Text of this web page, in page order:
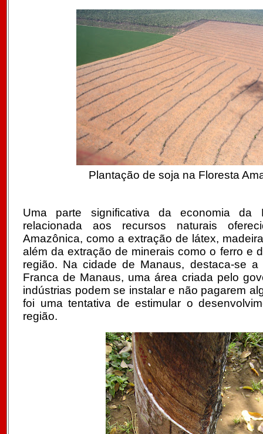
Plantação de soja na Floresta
Uma parte significativa da economia da
relacionada aos recursos naturais
Amazônica, como a extração de látex,
além da extração de minerais como o ferro e
região. Na cidade de Manaus, destaca-se
Franca de Manaus, uma área criada pelo
indústrias podem se instalar e não pagarem
foi uma tentativa de estimular o
região.